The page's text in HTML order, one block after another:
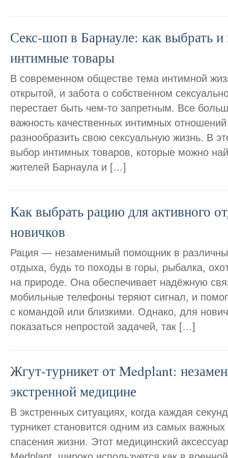
Секс-шоп в Барнауле: как выбрать и
интимные товары
В современном обществе тема интимной
открытой, и забота о собственном
перестает быть чем-то запретным. Все
важность качественных интимных
разнообразить свою сексуальную жизнь. В
выбор интимных товаров, которые можно
жителей Барнаула и […]
Как выбрать рацию для активного
новичков
Рация — незаменимый помощник в
отдыха, будь то походы в горы, рыбалка,
на природе. Она обеспечивает надёжную
мобильные телефоны теряют сигнал, и
с командой или близкими. Однако, для
показаться непростой задачей, так […]
Жгут-турникет от Medplant:
экстренной медицине
В экстренных ситуациях, когда каждая
турникет становится одним из самых
спасения жизни. Этот медицинский